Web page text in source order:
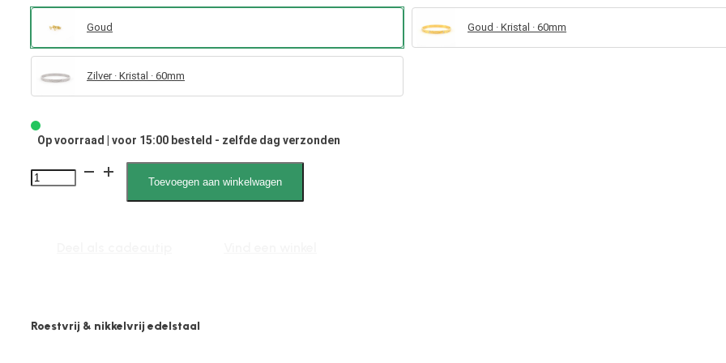
Goud Goud · Kristal · 60mm
Zilver · Kristal · 60mm
Op voorraad | voor 15:00 besteld - zelfde dag verzonden
Vesper
Toevoegen aan winkelwagen
Roestvrij & nikkelvrij edelstaal